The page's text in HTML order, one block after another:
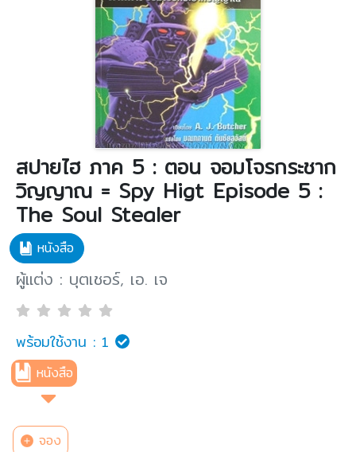
สปายไฮ ภาค 5 : ตอน จอมโจรกระชาก
วิญญาณ = Spy Higt Episode 5 :
The Soul Stealer
หนังสือ
ผู้แต่ง : บุตเชอร์, เอ. เจ
พร้อมใช้งาน : 1
หนังสือ
จอง